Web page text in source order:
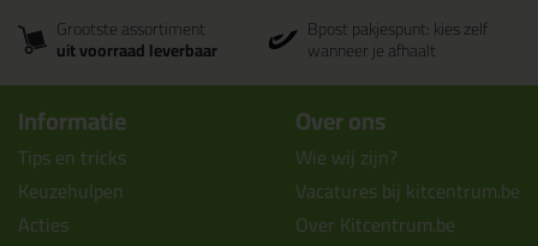
Grootste assortiment
uit voorraad leverbaar
Bpost pakjespunt: kies zelf
wanneer je afhaalt
Informatie
Tips en tricks
Keuzehulpen
Acties
Over ons
Wie wij zijn?
Vacatures bij kitcentrum.be
Over Kitcentrum.be